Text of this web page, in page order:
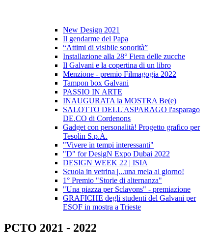
New Design 2021
Il gendarme del Papa
“Attimi di visibile sonorità”
Installazione alla 28° Fiera delle zucche
Il Galvani e la copertina di un libro
Menzione - premio Filmagogia 2022
Tampon box Galvani
PASSIO IN ARTE
INAUGURATA la MOSTRA Be(e)
SALOTTO DELL'ASPARAGO l'asparago
DE.CO di Cordenons
Gadget con personalità! Progetto grafico per
Tesolin S.p.A.
"Vivere in tempi interessanti"
"D" for DesigN Expo Dubai 2022
DESIGN WEEK 22 | ISIA
Scuola in vetrina |...una mela al giorno!
1° Premio "Storie di alternanza"
"Una piazza per Sclavons" - premiazione
GRAFICHE degli studenti del Galvani per
ESOF in mostra a Trieste
PCTO 2021 - 2022